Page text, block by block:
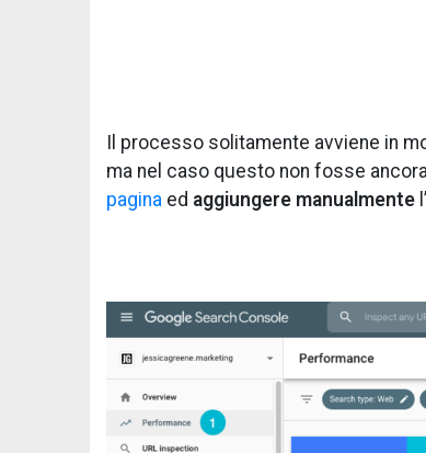
Il processo solitamente avviene in
ma nel caso questo non fosse
pagina ed aggiungere manualmente